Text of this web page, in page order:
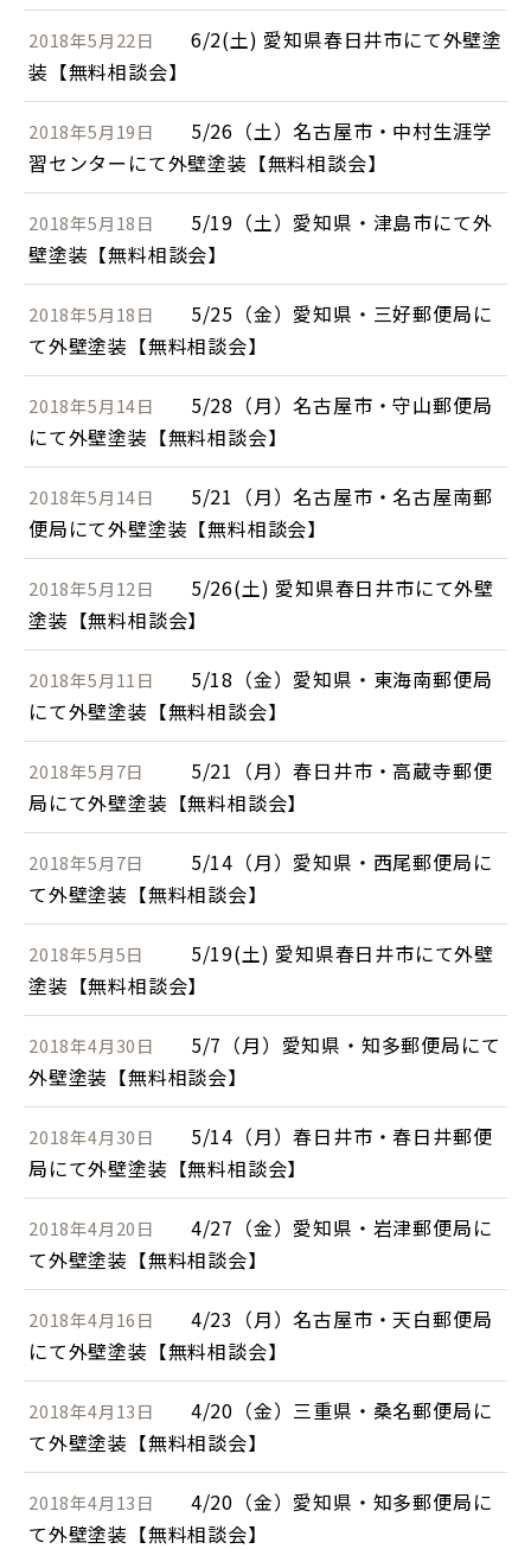
2018年5月22日
6/2(土) 愛知県春日井市にて外壁塗
装【無料相談会】
2018年5月19日
5/26（土）名古屋市・中村生涯学
習センターにて外壁塗装【無料相談会】
2018年5月18日
5/19（土）愛知県・津島市にて外
壁塗装【無料相談会】
2018年5月18日
5/25（金）愛知県・三好郵便局に
て外壁塗装【無料相談会】
2018年5月14日
5/28（月）名古屋市・守山郵便局
にて外壁塗装【無料相談会】
2018年5月14日
5/21（月）名古屋市・名古屋南郵
便局にて外壁塗装【無料相談会】
2018年5月12日
5/26(土) 愛知県春日井市にて外壁
塗装【無料相談会】
2018年5月11日
5/18（金）愛知県・東海南郵便局
にて外壁塗装【無料相談会】
2018年5月7日
5/21（月）春日井市・高蔵寺郵便
局にて外壁塗装【無料相談会】
2018年5月7日
5/14（月）愛知県・西尾郵便局に
て外壁塗装【無料相談会】
2018年5月5日
5/19(土) 愛知県春日井市にて外壁
塗装【無料相談会】
2018年4月30日
5/7（月）愛知県・知多郵便局にて
外壁塗装【無料相談会】
2018年4月30日
5/14（月）春日井市・春日井郵便
局にて外壁塗装【無料相談会】
2018年4月20日
4/27（金）愛知県・岩津郵便局に
て外壁塗装【無料相談会】
2018年4月16日
4/23（月）名古屋市・天白郵便局
にて外壁塗装【無料相談会】
2018年4月13日
4/20（金）三重県・桑名郵便局に
て外壁塗装【無料相談会】
2018年4月13日
4/20（金）愛知県・知多郵便局に
て外壁塗装【無料相談会】